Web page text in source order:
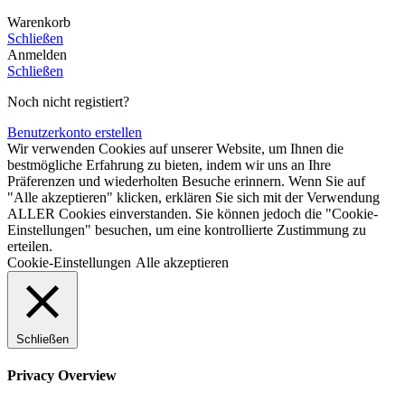
Warenkorb
Schließen
Anmelden
Schließen
Noch nicht registiert?
Benutzerkonto erstellen
Wir verwenden Cookies auf unserer Website, um Ihnen die
bestmögliche Erfahrung zu bieten, indem wir uns an Ihre
Präferenzen und wiederholten Besuche erinnern. Wenn Sie auf
"Alle akzeptieren" klicken, erklären Sie sich mit der Verwendung
ALLER Cookies einverstanden. Sie können jedoch die "Cookie-
Einstellungen" besuchen, um eine kontrollierte Zustimmung zu
erteilen.
Cookie-Einstellungen Alle akzeptieren
Schließen
Privacy Overview